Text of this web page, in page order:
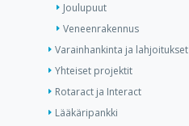
Joulupuut
Veneenrakennus
Varainhankinta ja lahjoitukset
Yhteiset projektit
Rotaract ja Interact
Lääkäripankki